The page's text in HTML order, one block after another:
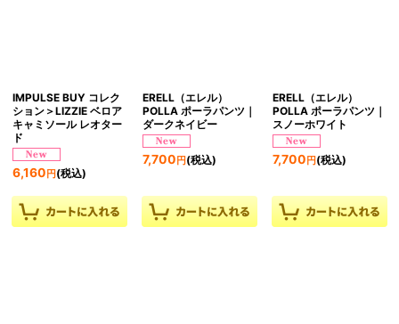
IMPULSE BUY コレク
ション＞LIZZIE ベロア
キャミソール レオター
ド
6,160 円 (税込)
ERELL（エレル）
POLLA ポーラパンツ｜
ダークネイビー
7,700 円(税込)
ERELL（エレル）
POLLA ポーラパンツ｜
スノーホワイト
7,700 円(税込)